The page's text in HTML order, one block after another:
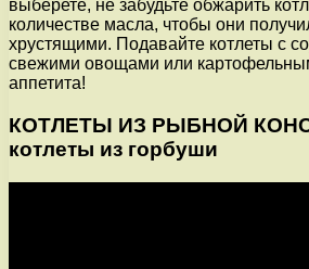
выберете, не забудьте обжарить
количестве масла, чтобы они
хрустящими. Подавайте котлеты с
свежими овощами или
аппетита!
КОТЛЕТЫ ИЗ РЫБНОЙ
котлеты из горбуши